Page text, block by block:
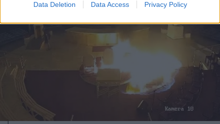
Data Deletion Data Access Privacy Policy